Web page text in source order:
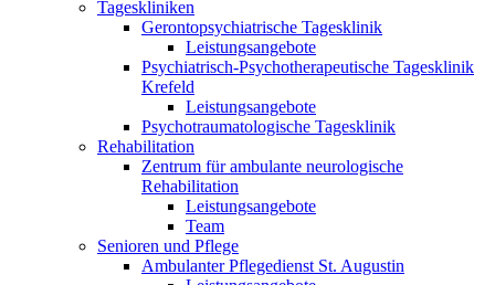
Tageskliniken
Gerontopsychiatrische Tagesklinik
Leistungsangebote
Psychiatrisch-Psychotherapeutische Tagesklinik
Krefeld
Leistungsangebote
Psychotraumatologische Tagesklinik
Rehabilitation
Zentrum für ambulante neurologische
Rehabilitation
Leistungsangebote
Team
Senioren und Pflege
Ambulanter Pflegedienst St. Augustin